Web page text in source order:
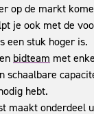
op de markt
je ook met de
een stuk hoger is.
bidteam met
schaalbare
hebt.
maakt onderdeel